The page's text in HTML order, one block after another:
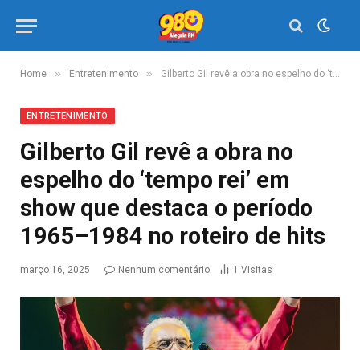
Home » Entretenimento » Gilberto Gil revê a obra no espelho do ‘tempo rei’ em show que destaca o período 1965–1984 no roteiro de hits
ENTRETENIMENTO
Gilberto Gil revê a obra no
espelho do ‘tempo rei’ em
show que destaca o período
1965–1984 no roteiro de hits
março 16, 2025 Nenhum comentário 1 Visitas